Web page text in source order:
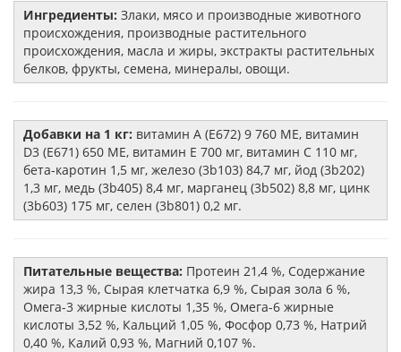
Ингредиенты: Злаки, мясо и производные животного
происхождения, производные растительного
происхождения, масла и жиры, экстракты растительных
белков, фрукты, семена, минералы, овощи.
Добавки на 1 кг: витамин А (Е672) 9 760 МЕ, витамин
D3 (Е671) 650 МЕ, витамин Е 700 мг, витамин С 110 мг,
бета-каротин 1,5 мг, железо (3b103) 84,7 мг, йод (3b202)
1,3 мг, медь (3b405) 8,4 мг, марганец (3b502) 8,8 мг, цинк
(3b603) 175 мг, селен (3b801) 0,2 мг.
Питательные вещества: Протеин 21,4 %, Содержание
жира 13,3 %, Сырая клетчатка 6,9 %, Сырая зола 6 %,
Омега-3 жирные кислоты 1,35 %, Омега-6 жирные
кислоты 3,52 %, Кальций 1,05 %, Фосфор 0,73 %, Натрий
0,40 %, Калий 0,93 %, Магний 0,107 %.